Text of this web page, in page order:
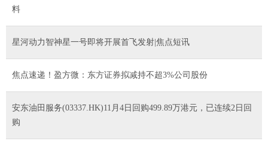
料
星河动力智神星一号即将开展首飞发射|焦点短讯
焦点速递！盈方微：东方证券拟减持不超3%公司股份
安东油田服务(03337.HK)11月4日回购499.89万港元，已连续2日回
购